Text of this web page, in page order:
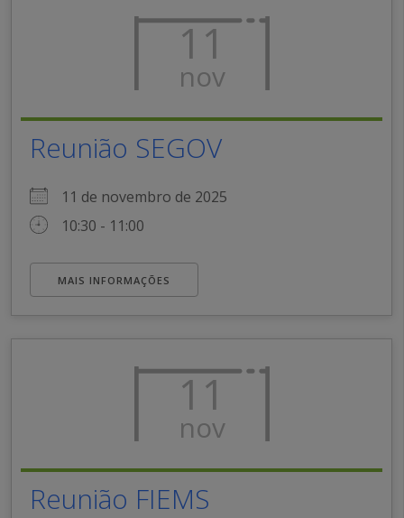
11
nov
Reunião SEGOV
11 de novembro de 2025
10:30 - 11:00
MAIS INFORMAÇÕES
11
nov
Reunião FIEMS